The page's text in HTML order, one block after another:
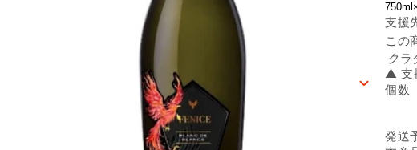
支援
この
支援
▲ 支
個数
発送